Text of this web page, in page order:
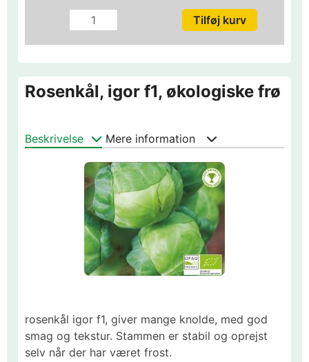
Rosenkål, igor f1, økologiske frø
Beskrivelse Mere information
rosenkål igor f1, giver mange knolde, med god
smag og tekstur. Stammen er stabil og oprejst
selv når der har været frost.